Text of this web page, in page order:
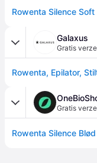
Galaxus
Gratis
Rowenta, Epilator,
Gratis